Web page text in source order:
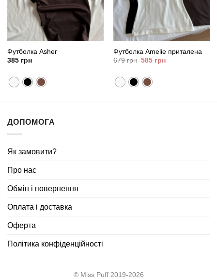
Футболка Asher
385грн
Футболка Amelie приталена
679грн Оригінальна
грн.
585грнПоточна
ДОПОМОГА
Як замовити?
Про нас
Обмін і повернення
Оплата і доставка
Оферта
Політика конфіденційності
© Miss Puff 2019-2026